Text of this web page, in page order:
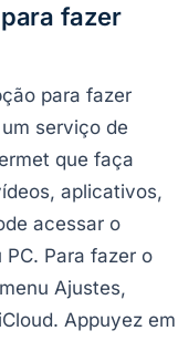
fazer
para fazer
serviço de
que faça
aplicativos,
acessar o
PC. Para fazer o
Ajustes,
Appuyez em